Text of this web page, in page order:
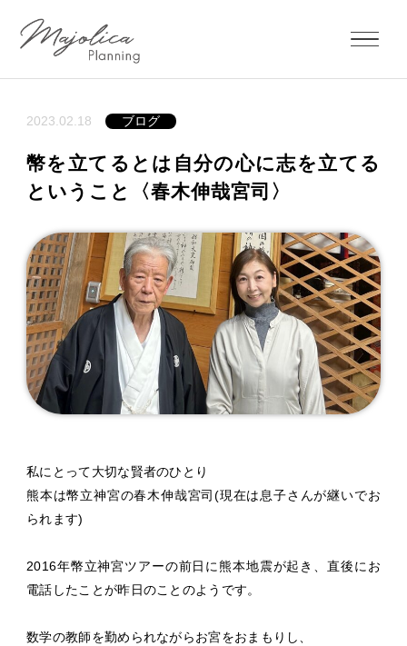
2023.02.18 ブログ
幣を立てるとは自分の心に志を立てる
ということ〈春木伸哉宮司〉
私にとって大切な賢者のひとり
熊本は幣立神宮の春木伸哉宮司(現在は息子さんが継いでお
られます)
2016年幣立神宮ツアーの前日に熊本地震が起き、直後にお
電話したことが昨日のことのようです。
数学の教師を勤められながらお宮をおまもりし、